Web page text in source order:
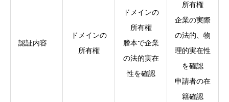
認証内容
ドメインの
所有権
ドメインの
所有権
謄本で企業
の法的実在
性を確認
所有権
企業の実際
の法的、物
理的実在性
を確認
申請者の在
籍確認